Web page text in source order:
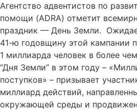
Агентство адвентистов по
помощи (ADRA) отметит
праздник — День Земли.
41-ю годовщину этой кампании
1 миллиарда человек в более
“Дня Земли” в этом году –
поступков» – призывает
миллиард действий,
окружающей среды и